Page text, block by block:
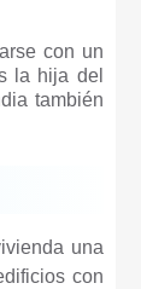
con un
la hija del
también
una
con